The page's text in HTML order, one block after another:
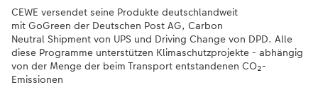
CEWE versendet seine Produkte deutschlandweit
mit GoGreen der Deutschen Post AG, Carbon
Neutral Shipment von UPS und Driving Change von DPD. Alle
diese Programme unterstützen Klimaschutzprojekte - abhängig
von der Menge der beim Transport entstandenen CO₂-
Emissionen